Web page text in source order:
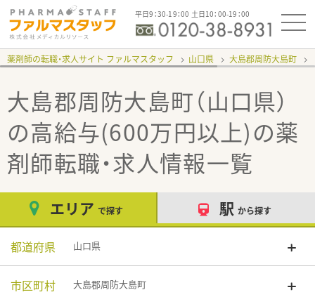
平日9：30-19：00 土日10：00-19：00
薬剤師の転職・求人サイト ファルマスタッフ 山口県 大島郡周防大島町
大島郡周防大島町（山口県）
の高給与(600万円以上)の薬
剤師転職・求人情報一覧
エリア で探す 駅 から探す
都道府県 山口県
市区町村 大島郡周防大島町